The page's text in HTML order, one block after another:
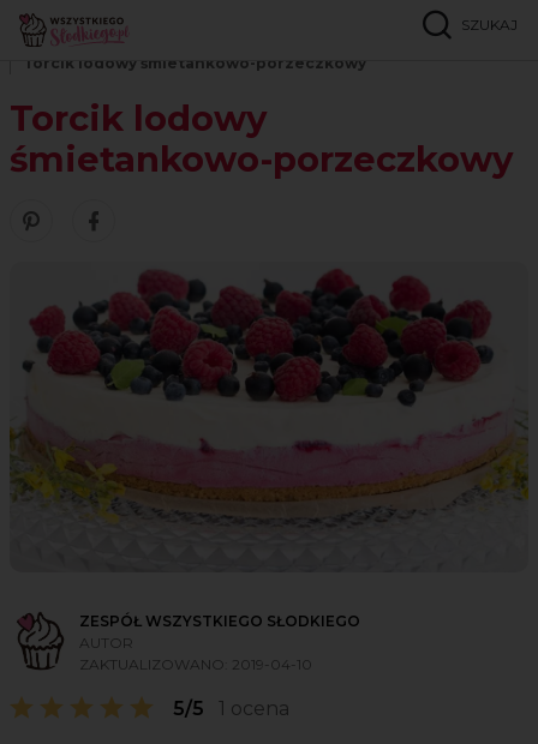
SZUKAJ
Strona główna
Torcik lodowy śmietankowo-porzeczkowy
Torcik lodowy
śmietankowo-porzeczkowy
Zobacz nasze piny w serwisie Pinterest
Udostępnij ten przepis w serwisie Facebook
ZESPÓŁ WSZYSTKIEGO SŁODKIEGO
AUTOR
ZAKTUALIZOWANO: 2019-04-10
5/5 1 ocena